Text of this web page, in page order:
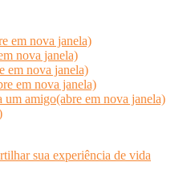
em nova janela)
nova janela)
em nova janela)
em nova janela)
amigo(abre em nova janela)
sua experiência de vida